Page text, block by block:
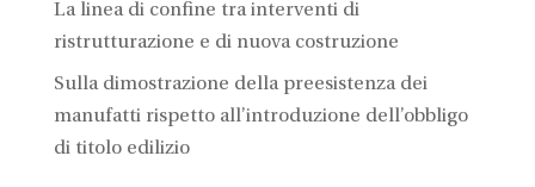
La linea di confine tra interventi di
ristrutturazione e di nuova costruzione
Sulla dimostrazione della preesistenza dei
manufatti rispetto all’introduzione dell’obbligo
di titolo edilizio